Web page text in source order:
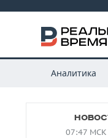
Аналитика
07:47 МСК